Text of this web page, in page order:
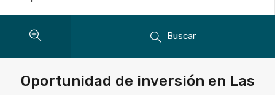
Buscar
Oportunidad de inversión en Las